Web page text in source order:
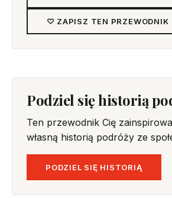
♡ ZAPISZ TEN PRZEWODNIK
Podziel się historią
Ten przewodnik Cię
własną historią podróży ze
PODZIEL SIĘ HISTORIĄ